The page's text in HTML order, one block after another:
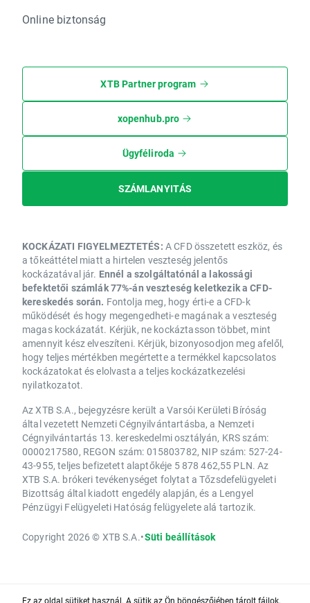
Online biztonság
XTB Partner program
xopenhub.pro
Ügyféliroda
SZÁMLANYITÁS
KOCKÁZATI FIGYELMEZTETÉS: A CFD összetett eszköz, és
a tőkeáttétel miatt a hirtelen veszteség jelentős
kockázatával jár. Ennél a szolgáltatónál a lakossági
befektetői számlák 77%-án veszteség keletkezik a CFD-
kereskedés során. Fontolja meg, hogy érti-e a CFD-k
működését és hogy megengedheti-e magának a veszteség
magas kockázatát. Kérjük, ne kockáztasson többet, mint
amennyit kész elveszíteni. Kérjük, bizonyosodjon meg afelől,
hogy teljes mértékben megértette a termékkel kapcsolatos
kockázatokat és elolvasta a teljes kockázatkezelési
nyilatkozatot.
Az XTB S.A., bejegyzésre került a Varsói Kerületi Bíróság
által vezetett Nemzeti Cégnyilvántartásba, a Nemzeti
Cégnyilvántartás 13. kereskedelmi osztályán, KRS szám:
0000217580, REGON szám: 015803782, NIP szám: 527-24-
43-955, teljes befizetett alaptőkéje 5 878 462,55 PLN. Az
XTB S.A. brókeri tevékenységet folytat a Tőzsdefelügyeleti
Bizottság által kiadott engedély alapján, és a Lengyel
Pénzügyi Felügyeleti Hatóság felügyelete alá tartozik.
Copyright 2026 © XTB S.A.•Süti beállítások
Ez az oldal sütiket használ. A sütik az Ön böngészőjében tárolt fájlok,